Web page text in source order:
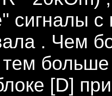
сигналы с
. Чем
тем
[D]